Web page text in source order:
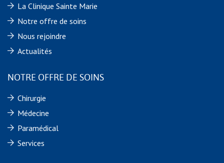
La Clinique Sainte Marie
Notre offre de soins
Nous rejoindre
Actualités
NOTRE OFFRE DE SOINS
Chirurgie
Médecine
Paramédical
Services